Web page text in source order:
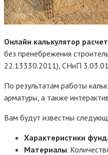
Онлайн калькулятор
без пренебрежения
22.13330.2011), СНиП
По результатам работы
арматуры, а также
Вам будут известны
Характеристики
Материалы.